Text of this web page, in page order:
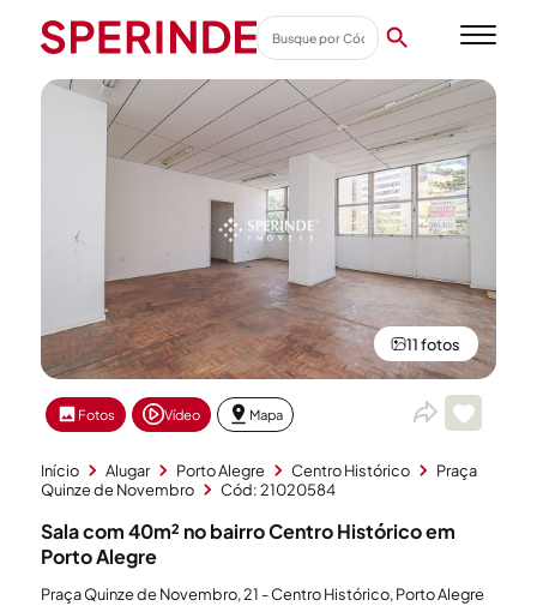
11 fotos
Fotos Vídeo Mapa
Início Alugar Porto Alegre Centro Histórico
Praça
Quinze de Novembro
Cód: 21020584
Sala com 40m² no bairro Centro Histórico em
Porto Alegre
Praça Quinze de Novembro, 21 - Centro Histórico, Porto Alegre